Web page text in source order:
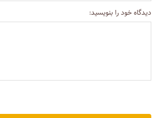
دیدگاه خود را بنویسید: